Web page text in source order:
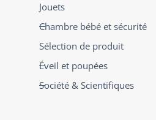
Jouets
Chambre bébé et sécurité
Sélection de produit
Éveil et poupées
Société & Scientifiques